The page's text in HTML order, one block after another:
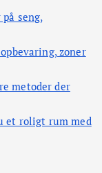
seng,
zoner
metoder der
et roligt rum med